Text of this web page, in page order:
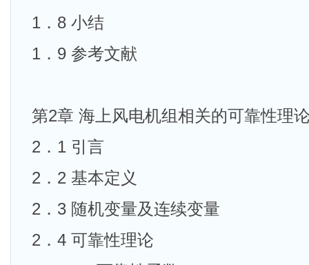
1．8 小结
1．9 参考文献
第2章 海上风电机组相关的可靠性理
2．1 引言
2．2 基本定义
2．3 随机变量及连续变量
2．4 可靠性理论